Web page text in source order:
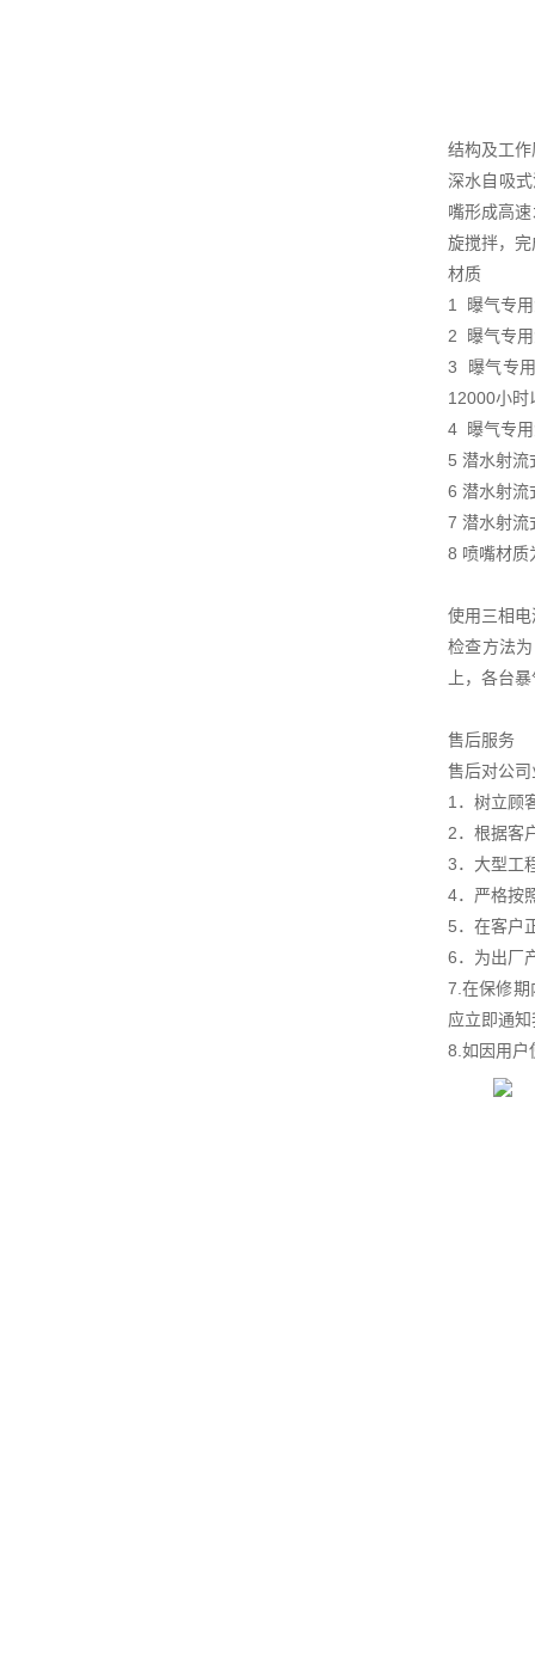
结构及工作
深水自吸
嘴形成高
旋搅拌，
材质
1 曝气专
2 曝气专
3 曝气专
12000小时
4 曝气专用
5 潜水射流
6 潜水射流
7 潜水射流
8 喷嘴材质
使用三相
检查方法
上，各台
售后服务
售后对公
1．树立顾
2．根据客
3．大型工
4．严格按
5．在客户
6．为出厂
7.在保修期
应立即通
8.如因用户